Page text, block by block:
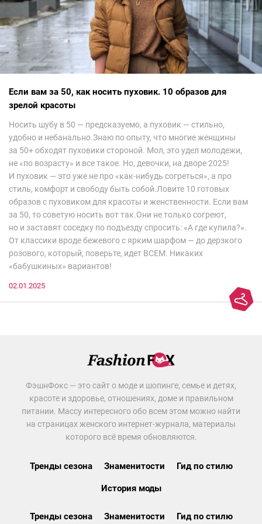
Если вам за 50, как носить пуховик. 10 образов для
зрелой красоты
Носить шубу в 50 — предсказуемо, а пуховик — стильно,
удобно и небанально.Знаю по опыту, что многие женщины
за 50+ обходят пуховики стороной. Мол, это удел молодежи,
не «по возрасту» и все такое. Но, девочки, на дворе 2025!
И пуховик — это уже не про «как-нибудь согреться», а про
стиль, комфорт и свободу быть собой.Ловите 10 готовых
образов с пуховиком для красоты и женственности. Если вам
за 50, то советую носить вот так.Они не только согреют,
но и заставят соседку по подъезду спросить: «А где купила?».
От классики вроде бежевого с ярким шарфом — до дерзкого
розового, который, поверьте, идет ВСЕМ. Никаких
«бабушкиных» вариантов!
02.01.2025
ФэшнФокс — это сайт о моде и шопинге, семье и детях,
красоте и здоровье, отношениях, доме и правильном
питании. Массу интересного обо всем этом можно найти
на страницах женского интернет-журнала, материалы
которого всё время обновляются.
Тренды сезона Знаменитости Гид по стилю
История моды
Тренды сезона Знаменитости Гид по стилю